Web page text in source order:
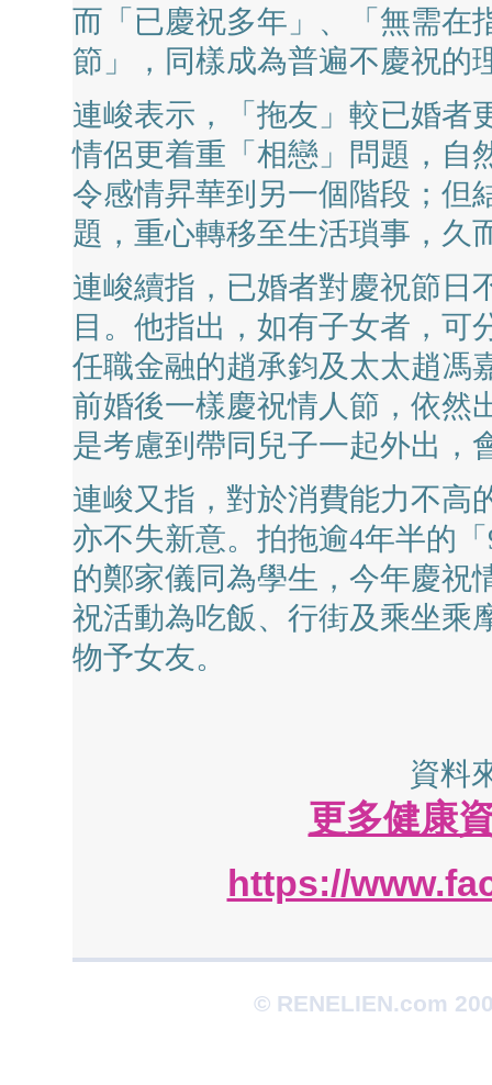
而「已慶祝多年」、「無需在
節」，同樣成為普遍不慶祝的
連峻表示，「拖友」較已婚者
情侶更着重「相戀」問題，自
令感情昇華到另一個階段；但
題，重心轉移至生活瑣事，久
連峻續指，已婚者對慶祝節日
目。他指出，如有子女者，可
任職金融的趙承鈞及太太趙馮
前婚後一樣慶祝情人節，依然
是考慮到帶同兒子一起外出，
連峻又指，對於消費能力不高
亦不失新意。拍拖逾4年半的
的鄭家儀同為學生，今年慶祝
祝活動為吃飯、行街及乘坐乘
物予女友。
資料
更多健康
https://
© RENELIEN.com